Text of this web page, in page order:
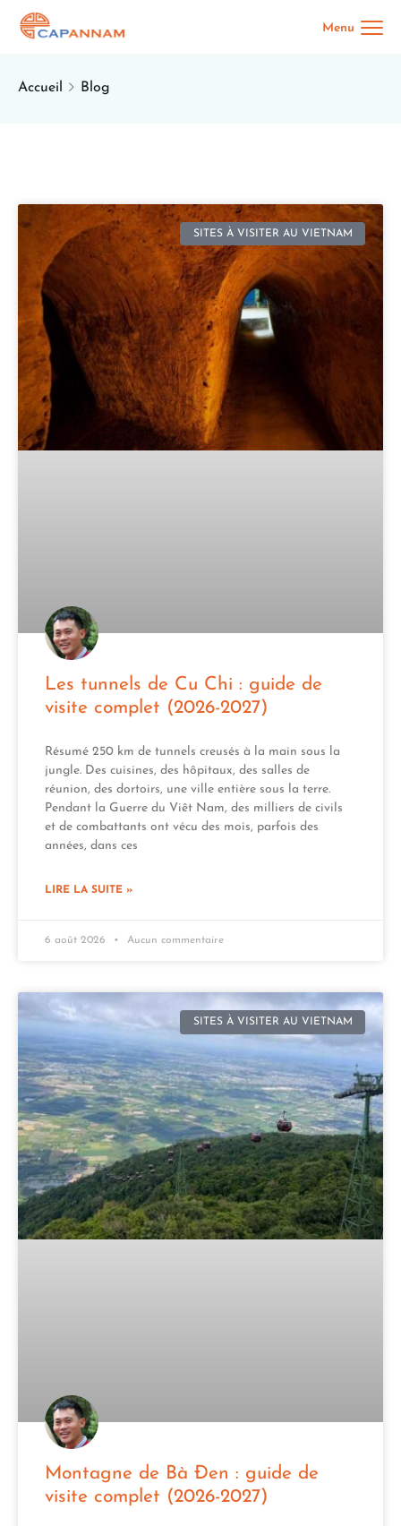
Accueil Blog
SITES À VISITER AU VIETNAM
Les tunnels de Cu Chi : guide de
visite complet (2026-2027)
Résumé 250 km de tunnels creusés à la main sous la
jungle. Des cuisines, des hôpitaux, des salles de
réunion, des dortoirs, une ville entière sous la terre.
Pendant la Guerre du Viêt Nam, des milliers de civils
et de combattants ont vécu des mois, parfois des
années, dans ces
LIRE LA SUITE »
6 août 2026 Aucun commentaire
SITES À VISITER AU VIETNAM
Montagne de Bà Đen : guide de
visite complet (2026-2027)